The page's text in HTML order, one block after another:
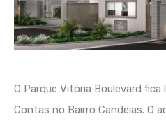
O Parque Vitória Boulevard fica
Contas no Bairro Candeias. O